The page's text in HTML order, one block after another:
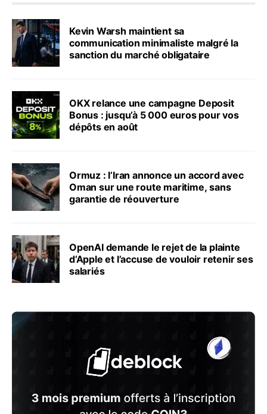
Kevin Warsh maintient sa
communication minimaliste malgré la
sanction du marché obligataire
OKX relance une campagne Deposit
Bonus : jusqu’à 5 000 euros pour vos
dépôts en août
Ormuz : l’Iran annonce un accord avec
Oman sur une route maritime, sans
garantie de réouverture
OpenAI demande le rejet de la plainte
d’Apple et l’accuse de vouloir retenir ses
salariés